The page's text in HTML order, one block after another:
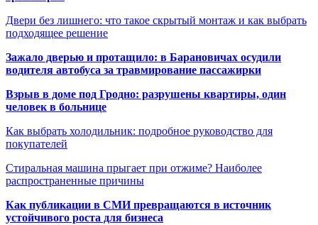
Двери без лишнего: что такое скрытый монтаж и как выбрать
подходящее решение
Зажало дверью и протащило: в Барановичах осудили
водителя автобуса за травмирование пассажирки
Взрыв в доме под Гродно: разрушены квартиры, один
человек в больнице
Как выбрать холодильник: подробное руководство для
покупателей
Стиральная машина прыгает при отжиме? Наиболее
распространенные причины
Как публикации в СМИ превращаются в источник
устойчивого роста для бизнеса